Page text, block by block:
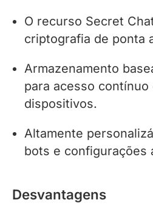
O recurso Secret
criptografia de ponta
Armazenamento
para acesso contínuo
dispositivos.
Altamente
bots e configurações
Desvantagens